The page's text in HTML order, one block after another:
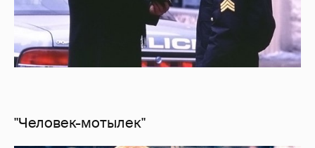
"Человек-мотылек"